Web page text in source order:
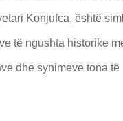
Konjufca, është
të ngushta historike
dhe synimeve tona të